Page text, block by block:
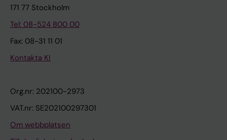
171 77 Stockholm
Tel: 08-524 800 00
Fax: 08-31 11 01
Kontakta KI
Org.nr: 202100-2973
VAT.nr: SE202100297301
Om webbplatsen